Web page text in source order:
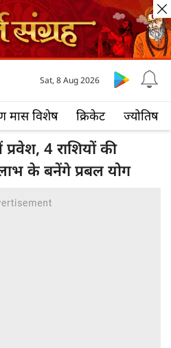
मास विशेष क्रिकेट ज्योतिष
Sat, 8 Aug 2026
4 राशियों की
के बनेंगे प्रबल योग